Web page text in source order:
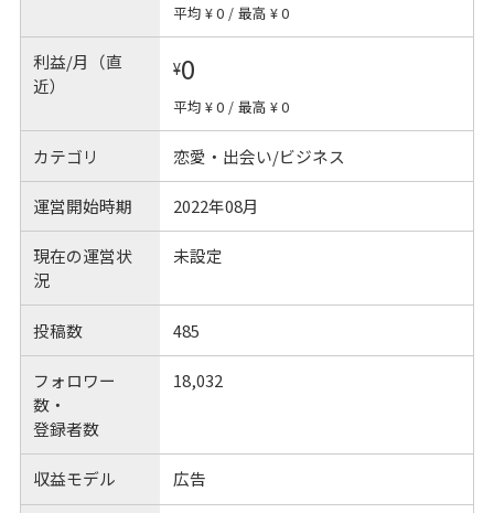
平均 ¥ 0 / 最高 ¥ 0
利益/月（直
近）
¥0
平均 ¥ 0 / 最高 ¥ 0
カテゴリ 恋愛・出会い/ビジネス
運営開始時期 2022年08月
現在の運営状
況
未設定
投稿数 485
フォロワー
数・
登録者数
18,032
収益モデル 広告